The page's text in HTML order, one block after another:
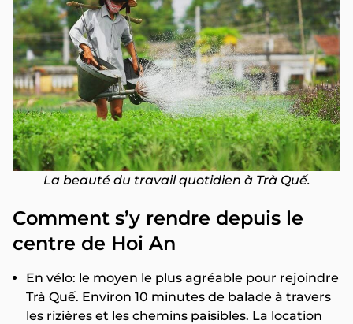
La beauté du travail quotidien à Trà Quế.
Comment s’y rendre depuis le
centre de Hoi An
En vélo: le moyen le plus agréable pour rejoindre
Trà Quế. Environ 10 minutes de balade à travers
les rizières et les chemins paisibles. La location